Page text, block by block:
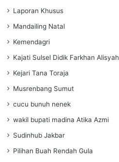
Laporan Khusus
Mandailing Natal
Kemendagri
Kajati Sulsel Didik Farkhan
Kejari Tana Toraja
Musrenbang Sumut
cucu bunuh nenek
wakil bupati madina Atika Azmi
Sudinhub Jakbar
Pilihan Buah Rendah Gula